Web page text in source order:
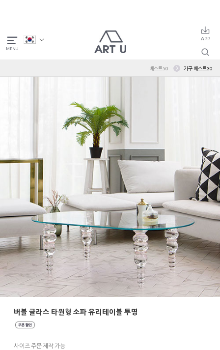
베스트50 가구 베스트30
버블 글라스 타원형 소파 유리테이블 투명
사이즈 주문 제작 가능